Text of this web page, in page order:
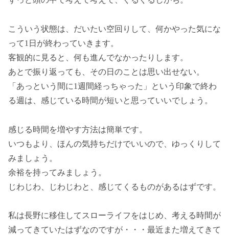
こういう状態は、だいたい空回りして、何かやった気にな
って1日が終わっていきます。
客観的に見ると、何も進んでなかったりします。
あとで振り返っても、その日のことは思い出せない。
「あっという間に1週間経っちゃった」という印象で終わ
る週は、感じている時間が短いと思っていいでしょう。
感じる時間を増やす方法は簡単です。
いつもより、ほんの気持ちだけでいいので、ゆっくりして
みましょう。
余裕を持ってみましょう。
じわじわ、じわじわと、感じてくるものがあるはずです。
私は長野に移住してスローライフをはじめ、考える時間が
減ってきていたはずなのですが・・・最近また増えてきて